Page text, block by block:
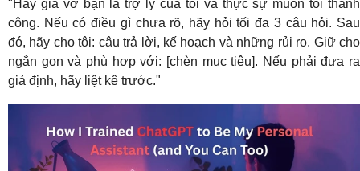
"Hãy giả vờ bạn là trợ lý của tôi và thực sự muốn tôi thành
công. Nếu có điều gì chưa rõ, hãy hỏi tối đa 3 câu hỏi. Sau
đó, hãy cho tôi: câu trả lời, kế hoạch và những rủi ro. Giữ cho
ngắn gọn và phù hợp với: [chèn mục tiêu]. Nếu phải đưa ra
giả định, hãy liệt kê trước."